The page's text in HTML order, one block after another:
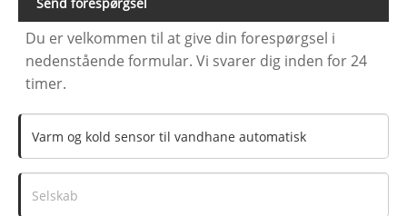
Du er velkommen til at give din forespørgsel i
nedenstående formular. Vi svarer dig inden for 24
timer.